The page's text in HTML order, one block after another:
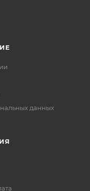
данных